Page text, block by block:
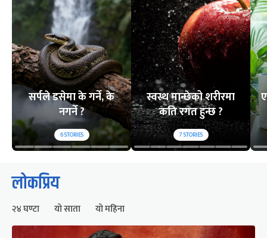
सर्पले डसेमा के गर्ने, के
नगर्ने ?
6STORIES
स्वस्थ मान्छेको शरीरमा
कति रगत हुन्छ ?
7STORIES
लोकप्रिय
२४ घण्टा यो साता यो महिना